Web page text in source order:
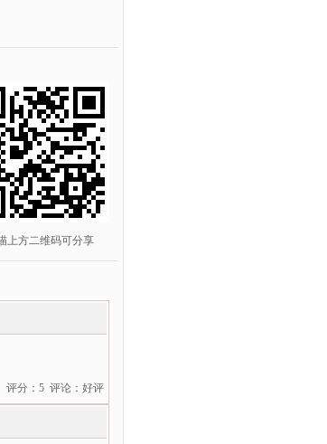
上方二维码可分享
评分：5 评论：好评